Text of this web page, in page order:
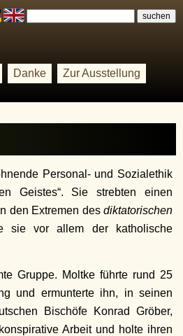
Danke Zur Ausstellung
Personal- und Sozialethik
Geistes“. Sie strebten einen
den Extremen des diktatorischen
sie vor allem der katholische
Gruppe. Moltke führte rund 25
und ermunterte ihn, in seinen
Bischöfe Konrad Gröber,
Arbeit und holte ihren